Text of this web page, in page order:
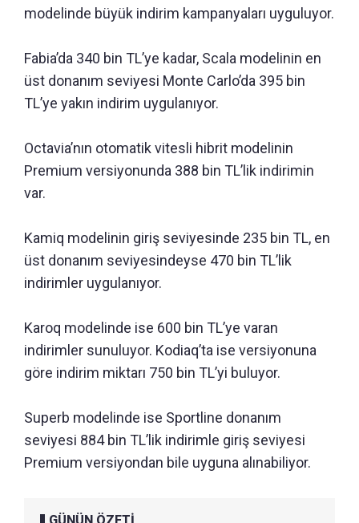
modelinde büyük indirim kampanyaları uyguluyor.
Fabia’da 340 bin TL’ye kadar, Scala modelinin en
üst donanım seviyesi Monte Carlo’da 395 bin
TL’ye yakın indirim uygulanıyor.
Octavia’nın otomatik vitesli hibrit modelinin
Premium versiyonunda 388 bin TL’lik indirimin
var.
Kamiq modelinin giriş seviyesinde 235 bin TL, en
üst donanım seviyesindeyse 470 bin TL’lik
indirimler uygulanıyor.
Karoq modelinde ise 600 bin TL’ye varan
indirimler sunuluyor. Kodiaq’ta ise versiyonuna
göre indirim miktarı 750 bin TL’yi buluyor.
Superb modelinde ise Sportline donanım
seviyesi 884 bin TL’lik indirimle giriş seviyesi
Premium versiyondan bile uyguna alınabiliyor.